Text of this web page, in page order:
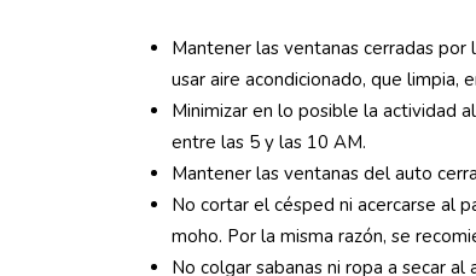
Mantener las ventanas cerradas por
usar aire acondicionado, que limpia,
Minimizar en lo posible la actividad
entre las 5 y las 10 AM.
Mantener las ventanas del auto
No cortar el césped ni acercarse al
moho. Por la misma razón, se
No colgar sabanas ni ropa a secar